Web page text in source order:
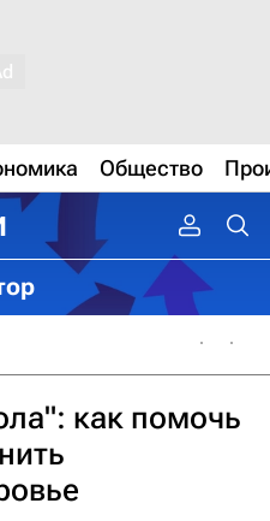
Общество
как помочь